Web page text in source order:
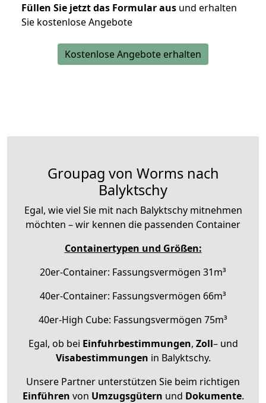
Füllen Sie jetzt das Formular aus und erhalten
Sie kostenlose Angebote
Kostenlose Angebote erhalten
Groupag von Worms nach
Balyktschy
Egal, wie viel Sie mit nach Balyktschy mitnehmen
möchten – wir kennen die passenden Container
Containertypen und Größen:
20er-Container: Fassungsvermögen 31m³
40er-Container: Fassungsvermögen 66m³
40er-High Cube: Fassungsvermögen 75m³
Egal, ob bei Einfuhrbestimmungen, Zoll– und
Visabestimmungen in Balyktschy.
Unsere Partner unterstützen Sie beim richtigen
Einführen von Umzugsgütern und Dokumente.